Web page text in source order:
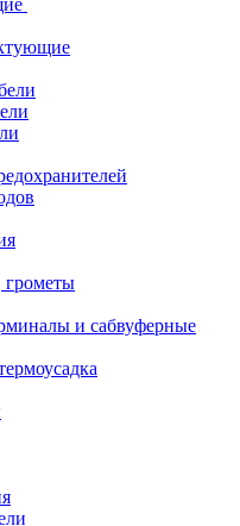
и сабвуферные